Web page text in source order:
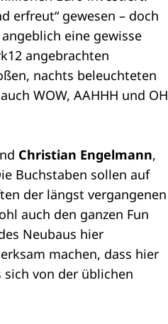
erfreut“ gewesen – doch
eine gewisse
angebrachten
nachts beleuchteten
WOW, AAHHH und OH
Christian Engelmann,
Buchstaben sollen auf
der längst vergangenen
auch den ganzen Fun
Neubaus hier
machen, dass hier
von der üblichen